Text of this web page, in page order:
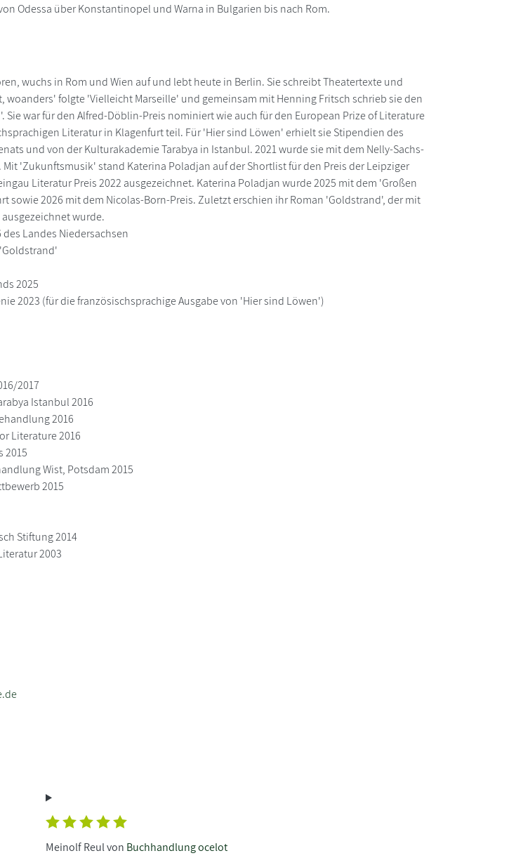
Odessa über Konstantinopel und Warna in Bulgarien bis nach Rom.
wuchs in Rom und Wien auf und lebt heute in Berlin. Sie schreibt Theatertexte und
woanders' folgte 'Vielleicht Marseille' und gemeinsam mit Henning Fritsch schrieb sie den
war für den Alfred-Döblin-Preis nominiert wie auch für den European Prize of Literature
Literatur in Klagenfurt teil. Für 'Hier sind Löwen' erhielt sie Stipendien des
und von der Kulturakademie Tarabya in Istanbul. 2021 wurde sie mit dem Nelly-Sachs-
'Zukunftsmusik' stand Katerina Poladjan auf der Shortlist für den Preis der Leipziger
Literatur Preis 2022 ausgezeichnet. Katerina Poladjan wurde 2025 mit dem 'Großen
sowie 2026 mit dem Nicolas-Born-Preis. Zuletzt erschien ihr Roman 'Goldstrand', der mit
wurde.
Landes Niedersachsen
2025
2023 (für die französischsprachige Ausgabe von 'Hier sind Löwen')
2017
Istanbul 2016
2016
Literature 2016
2015
Wist, Potsdam 2015
2015
Stiftung 2014
2003
Meinolf Reul von Buchhandlung ocelot